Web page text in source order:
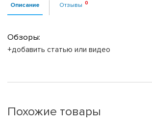
Описание Отзывы
Обзоры:
+добавить статью или видео
Похожие товары